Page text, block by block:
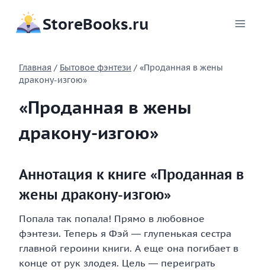
содержимому
StoreBooks.ru
Главная / Бытовое фэнтези / «Проданная в жены
дракону-изгою»
«Проданная в жены
дракону-изгою»
Аннотация к книге «Проданная в
жены дракону-изгою»
Попала так попала! Прямо в любовное
фэнтези. Теперь я Фэй ― глупенькая сестра
главной героини книги. А еще она погибает в
конце от рук злодея. Цель ― переиграть